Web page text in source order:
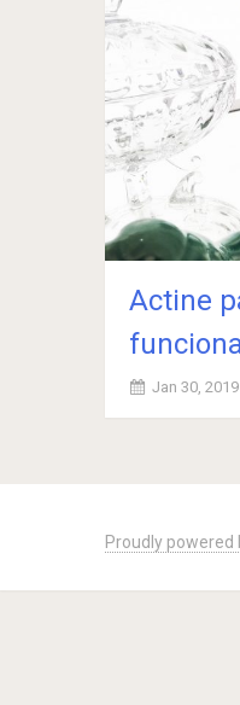
Actine
Jan 30, 2019
Proudly powered